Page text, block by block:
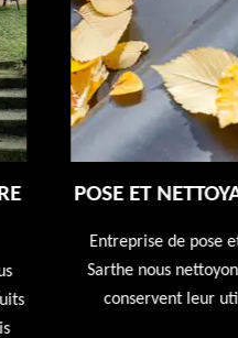
GOUTTIÈRES 72
de gouttières 72
gouttières afin qu'elles
devis offert